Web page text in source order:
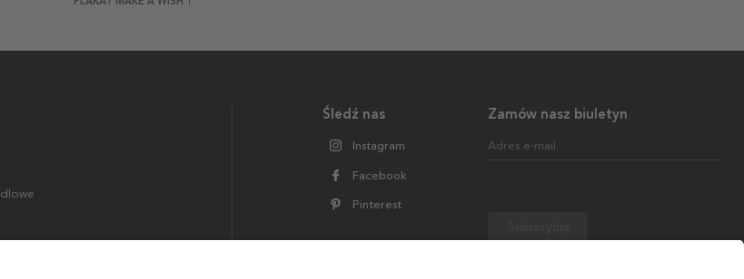
Zamów nasz biuletyn
Adres e-mail
Śledź nas
Instagram
Facebook
Pinterest